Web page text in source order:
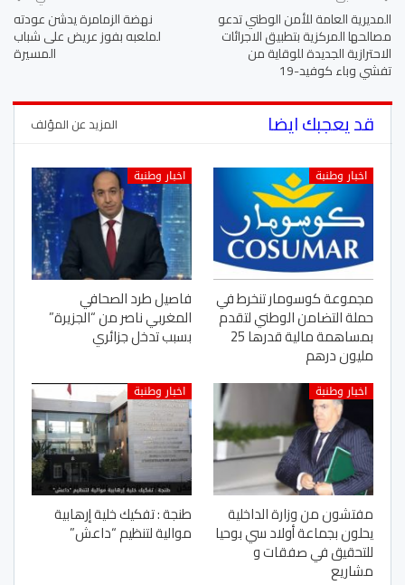
المديرية العامة للأمن الوطني تدعو
مصالحها المركزية بتطبيق الاجرائات
الاحترازية الجديدة للوقاية من
تفشي وباء كوفيد-19
نهضة الزمامرة يدشن عودته
لملعبه بفوز عريض على شباب
المسيرة
قد يعجبك ايضا المزيد عن المؤلف
اخبار وطنبة
مجموعة كوسومار تنخرط في
حملة التضامن الوطني لتقدم
بمساهمة مالية قدرها 25
مليون درهم
اخبار وطنبة
فاصيل طرد الصحافي
المغربي ناصر من “الجزيرة”
بسبب تدخل جزائري
اخبار وطنبة
مفتشون من وزارة الداخلية
يحلون بجماعة أولاد سي بوحيا
للتحقيق في صفقات و
مشاريع
اخبار وطنبة
طنجة : تفكيك خلية إرهابية
موالية لتنظيم “داعش”